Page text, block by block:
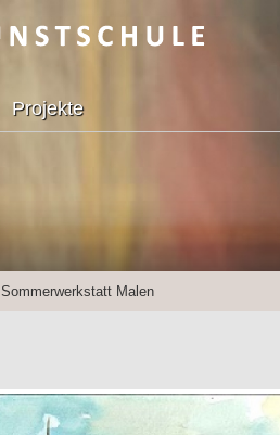
Projekte
Sommerwerkstatt Malen